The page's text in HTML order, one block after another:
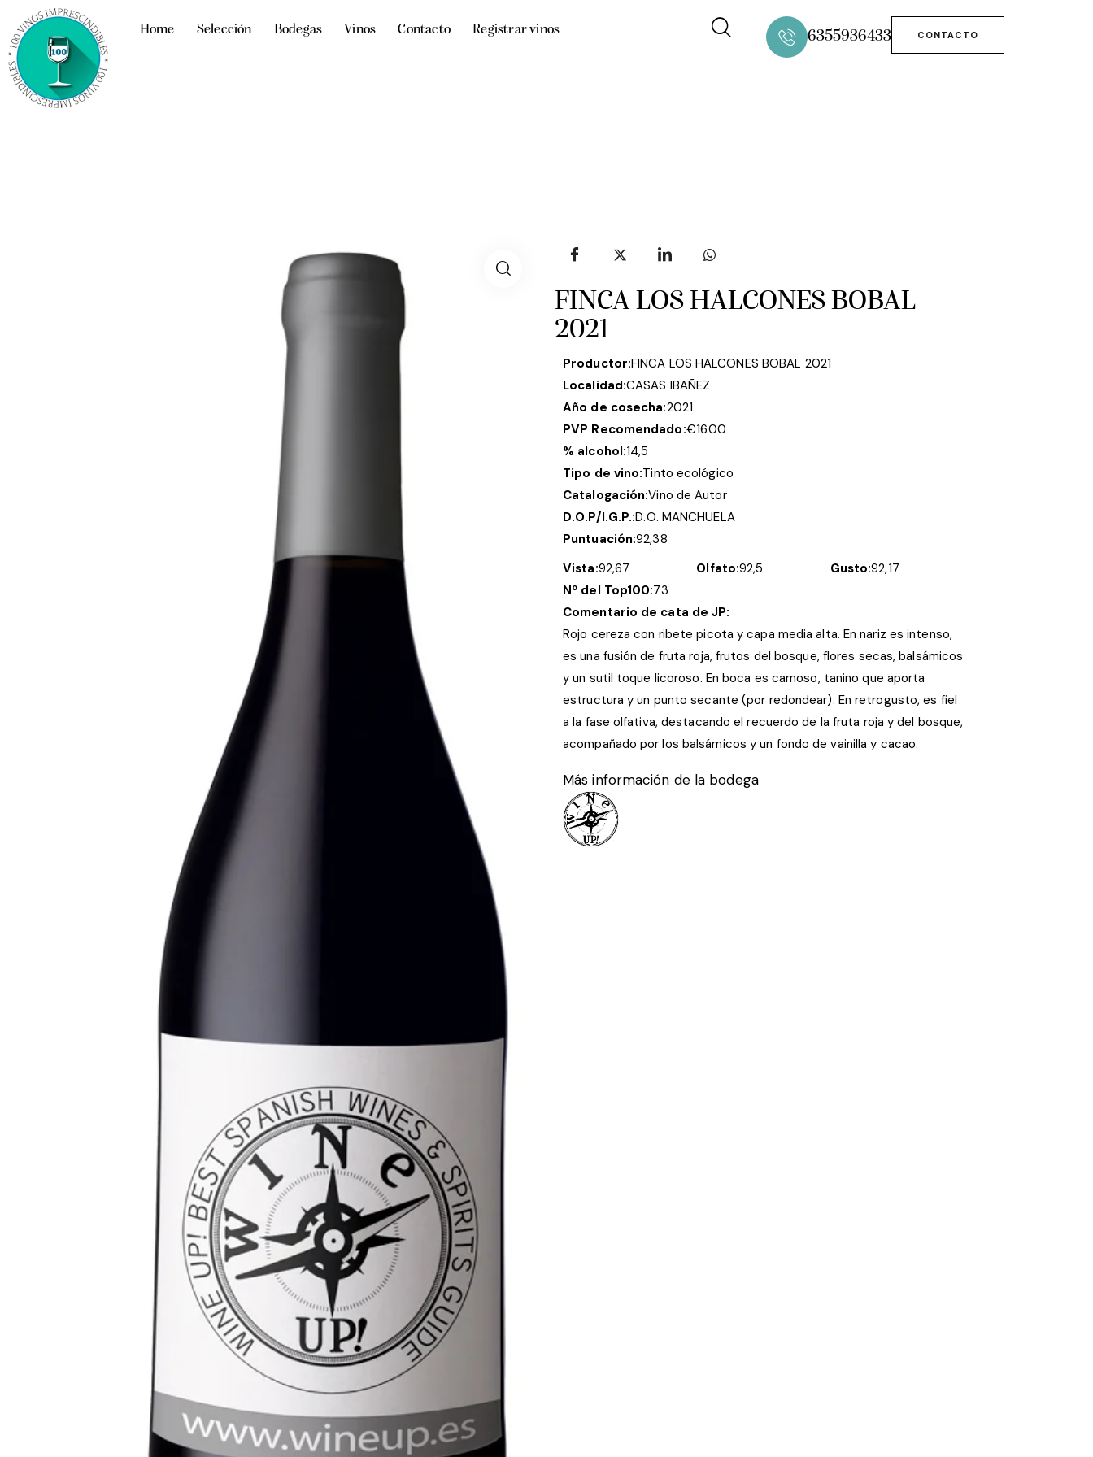
Home Selección Bodegas Vinos Contacto Registrar vinos 6355936433 CONTACTO
FINCA LOS HALCONES BOBAL
2021
Productor:FINCA LOS HALCONES BOBAL 2021
Localidad:CASAS IBAÑEZ
Año de cosecha:2021
PVP Recomendado:€16.00
% alcohol:14,5
Tipo de vino:Tinto ecológico
Catalogación:Vino de Autor
D.O.P/I.G.P.:D.O. MANCHUELA
Puntuación:92,38
Vista:92,67 Olfato:92,5 Gusto:92,17
Nº del Top100:73
Comentario de cata de JP:
Rojo cereza con ribete picota y capa media alta. En nariz es intenso,
es una fusión de fruta roja, frutos del bosque, flores secas, balsámicos
y un sutil toque licoroso. En boca es carnoso, tanino que aporta
estructura y un punto secante (por redondear). En retrogusto, es fiel
a la fase olfativa, destacando el recuerdo de la fruta roja y del bosque,
acompañado por los balsámicos y un fondo de vainilla y cacao.
Más información de la bodega